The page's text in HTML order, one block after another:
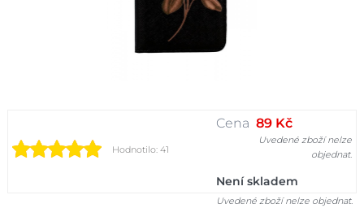
Hodnotilo: 41
Cena 89 Kč
Uvedené zboží nelze
objednat.
Není skladem
Uvedené zboží nelze objednat.